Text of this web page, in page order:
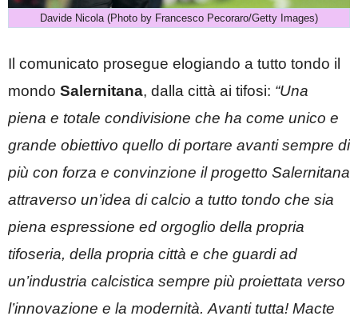
Davide Nicola (Photo by Francesco Pecoraro/Getty Images)
Il comunicato prosegue elogiando a tutto tondo il
mondo Salernitana, dalla città ai tifosi: “Una
piena e totale condivisione che ha come unico e
grande obiettivo quello di portare avanti sempre di
più con forza e convinzione il progetto Salernitana
attraverso un’idea di calcio a tutto tondo che sia
piena espressione ed orgoglio della propria
tifoseria, della propria città e che guardi ad
un’industria calcistica sempre più proiettata verso
l’innovazione e la modernità. Avanti tutta! Macte